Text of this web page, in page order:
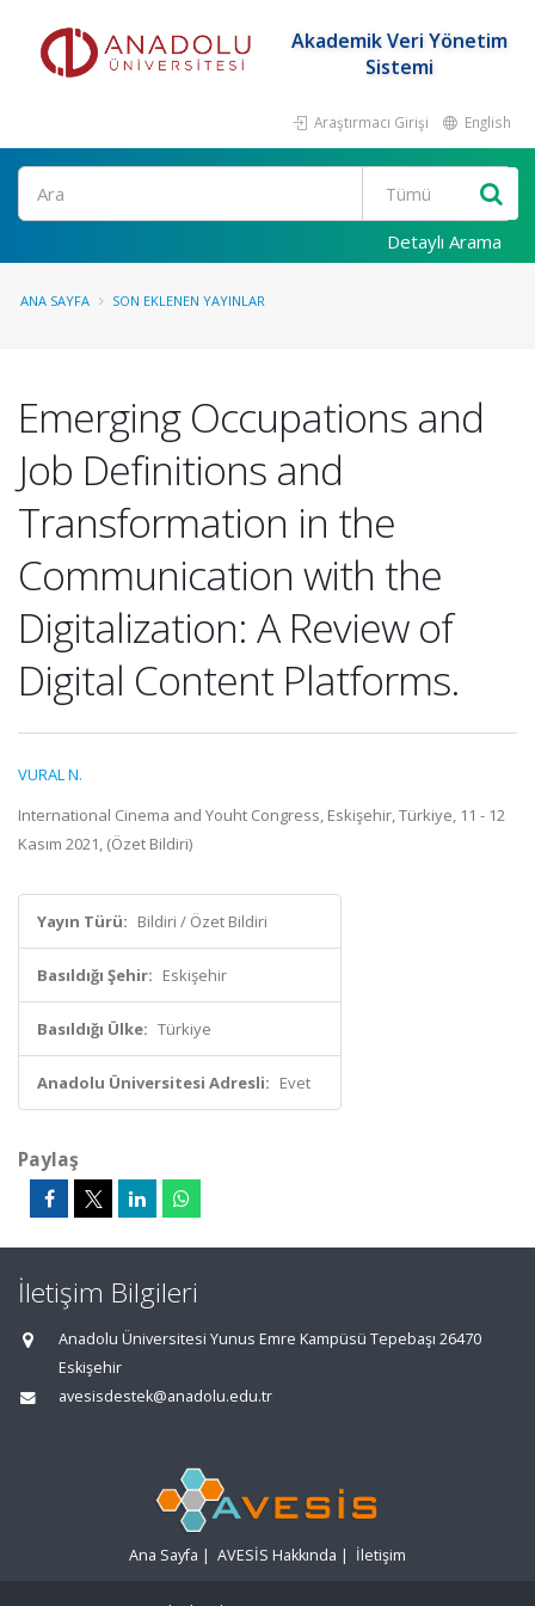
Akademik Veri Yönetim
Sistemi
Araştırmacı Girişi English
Ara
Detaylı Arama
ANA SAYFA SON EKLENEN YAYINLAR
Emerging Occupations and
Job Definitions and
Transformation in the
Communication with the
Digitalization: A Review of
Digital Content Platforms.
VURAL N.
International Cinema and Youht Congress, Eskişehir, Türkiye, 11 - 12
Kasım 2021, (Özet Bildiri)
Yayın Türü: Bildiri / Özet Bildiri
Basıldığı Şehir: Eskişehir
Basıldığı Ülke: Türkiye
Anadolu Üniversitesi Adresli: Evet
Paylaş
İletişim Bilgileri
Anadolu Üniversitesi Yunus Emre Kampüsü Tepebaşı 26470
Eskişehir
avesisdestek@anadolu.edu.tr
Ana Sayfa | AVESİS Hakkında | İletişim